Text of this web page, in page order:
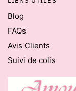
Blog
FAQs
Avis Clients
Suivi de colis